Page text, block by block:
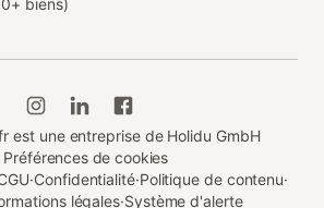
biens)
est une entreprise de Holidu GmbH
Préférences de cookies
·Confidentialité·Politique de contenu·
légales·Système d'alerte